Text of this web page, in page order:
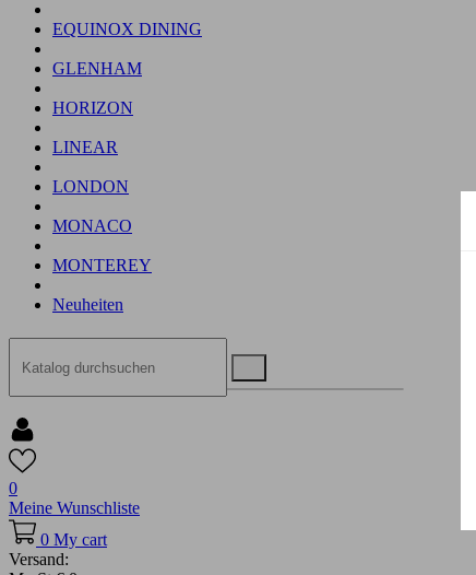
EQUINOX DINING
GLENHAM
HORIZON
LINEAR
LONDON
MONACO
MONTEREY
Neuheiten
0
Meine Wunschliste
0 My cart
Versand: